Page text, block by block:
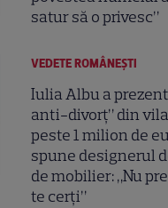
satur să o privesc”
VEDETE ROMÂNEŞTI
Iulia Albu a
anti-divorț” din
peste 1 milion de
spune designerul
de mobilier: „Nu
te cerți”